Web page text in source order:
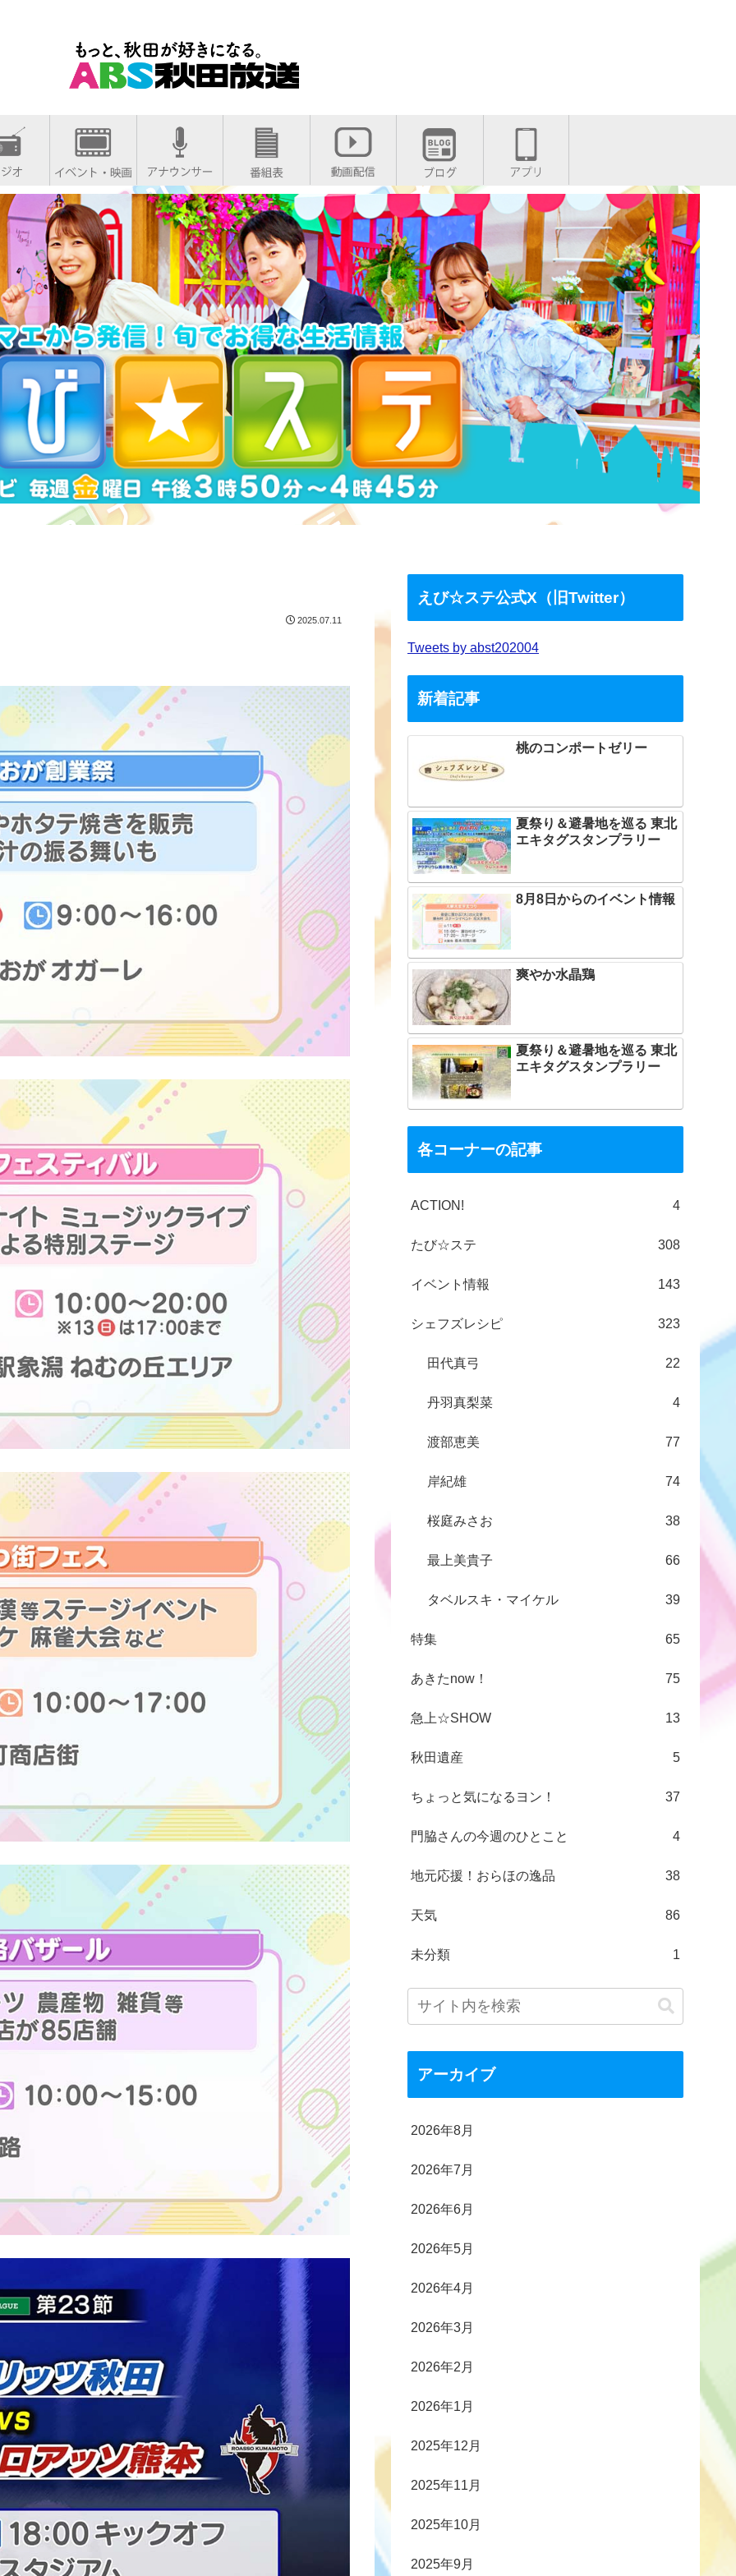
2025.07.11
えび☆ステ公式X（旧Twitter）
Tweets by abst202004
新着記事
桃のコンポートゼリー
夏祭り＆避暑地を巡る 東北
エキタグスタンプラリー
8月8日からのイベント情報
爽やか水晶鶏
夏祭り＆避暑地を巡る 東北
エキタグスタンプラリー
各コーナーの記事
ACTION! 4
たび☆ステ 308
イベント情報 143
シェフズレシピ 323
田代真弓 22
丹羽真梨菜 4
渡部恵美 77
岸紀雄 74
桜庭みさお 38
最上美貴子 66
タベルスキ・マイケル 39
特集 65
あきたnow！ 75
急上☆SHOW 13
秋田遺産 5
ちょっと気になるヨン！ 37
門脇さんの今週のひとこと 4
地元応援！おらほの逸品 38
天気 86
未分類 1
アーカイブ
2026年8月
2026年7月
2026年6月
2026年5月
2026年4月
2026年3月
2026年2月
2026年1月
2025年12月
2025年11月
2025年10月
2025年9月